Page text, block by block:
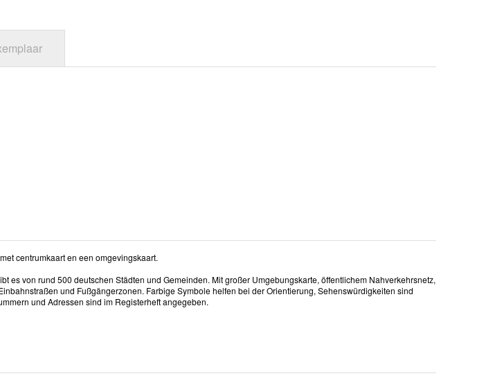
centrumkaart en een omgevingskaart.
es von rund 500 deutschen Städten und Gemeinden. Mit großer Umgebungskarte, öffentlichem Nahverkehrsnetz,
und Fußgängerzonen. Farbige Symbole helfen bei der Orientierung, Sehenswürdigkeiten sind
und Adressen sind im Registerheft angegeben.